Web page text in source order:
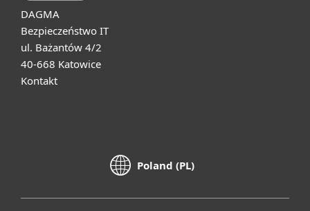
DAGMA
Bezpieczeństwo IT
ul. Bażantów 4/2
40-668 Katowice
Kontakt
Poland (PL)